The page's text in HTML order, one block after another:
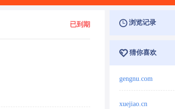
已到期 浏览记录
猜你喜欢
gengnu.com
xuejiao.cn